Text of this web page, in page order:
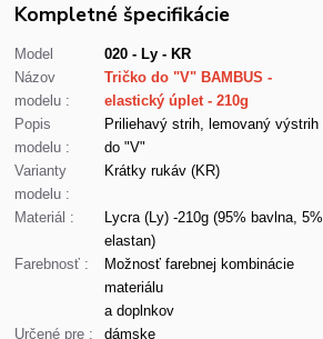
Kompletné špecifikácie
Model
020 - Ly - KR
Názov
modelu :
Tričko do "V" BAMBUS -
elastický úplet - 210g
Popis
modelu :
Priliehavý strih, lemovaný výstrih
do "V"
Varianty
modelu :
Krátky rukáv (KR)
Materiál :
Lycra (Ly) -210g (95% bavlna, 5%
elastan)
Farebnosť :
Možnosť farebnej kombinácie
materiálu
a doplnkov
Určené pre :
dámske